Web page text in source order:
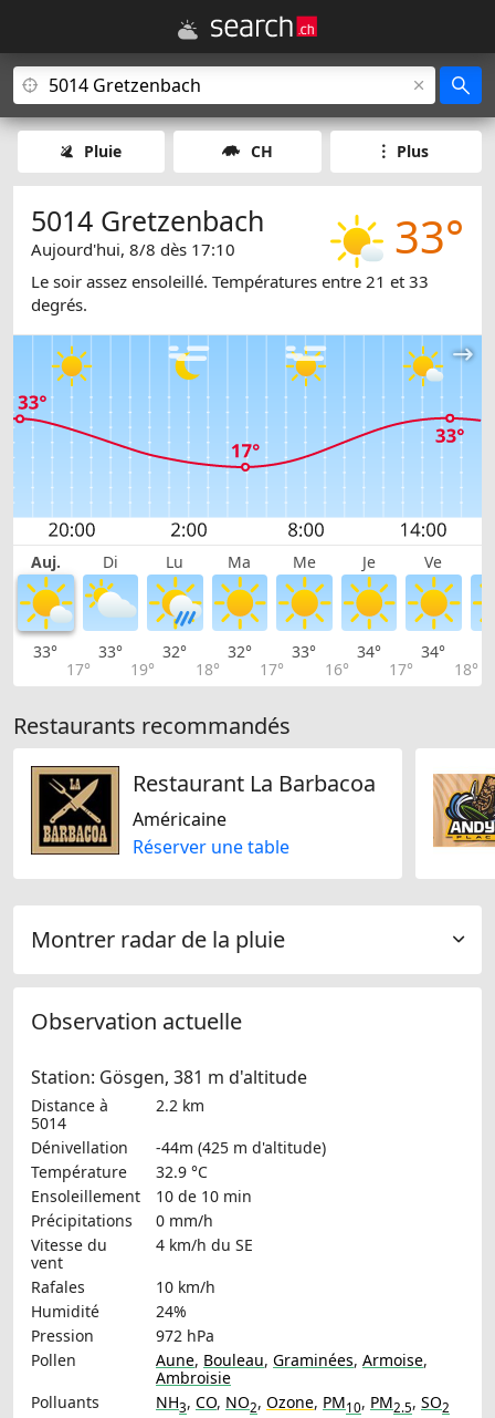
Pluie CH Plus
33°
5014 Gretzenbach
Aujourd'hui, 8/8 dès 17:10
Le soir assez ensoleillé. Températures entre 21 et 33
degrés.
Auj. Di Lu Ma Me Je Ve
33°
17°
33°
19°
32°
18°
32°
17°
33°
16°
34°
17°
34°
18°
Restaurants recommandés
Restaurant La Barbacoa
Américaine
Réserver une table
Montrer radar de la pluie
Observation actuelle
Station: Gösgen, 381 m d'altitude
Distance à
5014
2.2 km
Dénivellation
-44m (425 m d'altitude)
Température
32.9 °C
Ensoleillement
10 de 10 min
Précipitations
0 mm/h
Vitesse du
vent
4 km/h du SE
Rafales
10 km/h
Humidité
24%
Pression
972 hPa
Pollen
Aune, Bouleau, Graminées, Armoise,
Ambroisie
Polluants
NH3, CO, NO2, Ozone, PM10, PM2.5, SO2